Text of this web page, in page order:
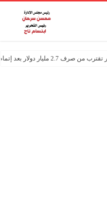
بعد إتمام المراجعتين